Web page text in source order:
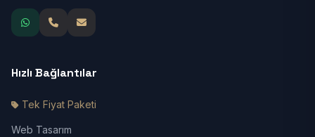
Hızlı Bağlantılar
Tek Fiyat Paketi
Web Tasarım